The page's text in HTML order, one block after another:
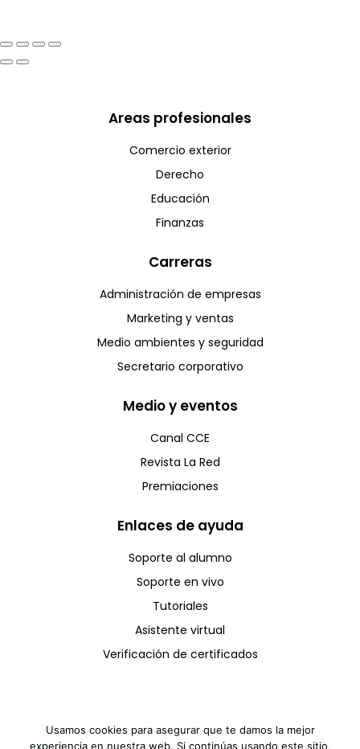
Areas profesionales
Comercio exterior
Derecho
Educación
Finanzas
Carreras
Administración de empresas
Marketing y ventas
Medio ambientes y seguridad
Secretario corporativo
Medio y eventos
Canal CCE
Revista La Red
Premiaciones
Enlaces de ayuda
Soporte al alumno
Soporte en vivo
Tutoriales
Asistente virtual
Verificación de certificados
Usamos cookies para asegurar que te damos la mejor
experiencia en nuestra web. Si continúas usando este sitio,